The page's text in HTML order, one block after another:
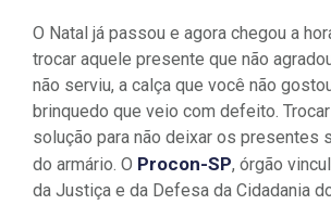
O Natal já passou e agora chegou a
trocar aquele presente que não
não serviu, a calça que você não
brinquedo que veio com defeito.
solução para não deixar os presentes
do armário. O Procon-SP, órgão
da Justiça e da Defesa da Cidadania